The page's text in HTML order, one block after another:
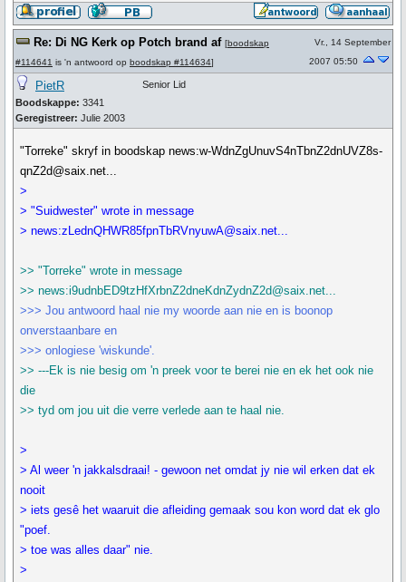
Re: Di NG Kerk op Potch brand af [boodskap
#114641 is 'n antwoord op boodskap #114634]
Vr., 14 September
2007 05:50
PietR
Boodskappe: 3341
Geregistreer: Julie 2003
Senior Lid
"Torreke" skryf in boodskap news:w-WdnZgUnuvS4nTbnZ2dnUVZ8s-
qnZ2d@saix.net...
>
> "Suidwester" wrote in message
> news:zLednQHWR85fpnTbRVnyuwA@saix.net...
>> "Torreke" wrote in message
>> news:i9udnbED9tzHfXrbnZ2dneKdnZydnZ2d@saix.net...
>>> Jou antwoord haal nie my woorde aan nie en is boonop
onverstaanbare en
>>> onlogiese 'wiskunde'.
>> ---Ek is nie besig om 'n preek voor te berei nie en ek het ook nie
die
>> tyd om jou uit die verre verlede aan te haal nie.
>
> Al weer 'n jakkalsdraai! - gewoon net omdat jy nie wil erken dat ek
nooit
> iets gesê het waaruit die afleiding gemaak sou kon word dat ek glo
"poef.
> toe was alles daar" nie.
>